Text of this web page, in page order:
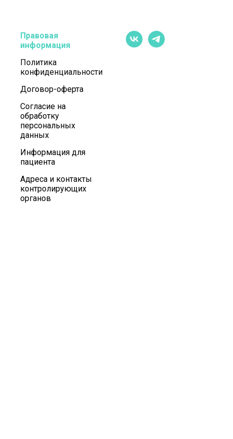
Правовая
информация
Политика
конфиденциальности
Договор-оферта
Согласие на
обработку
персональных
данных
Информация для
пациента
Адреса и контакты
контролирующих
органов